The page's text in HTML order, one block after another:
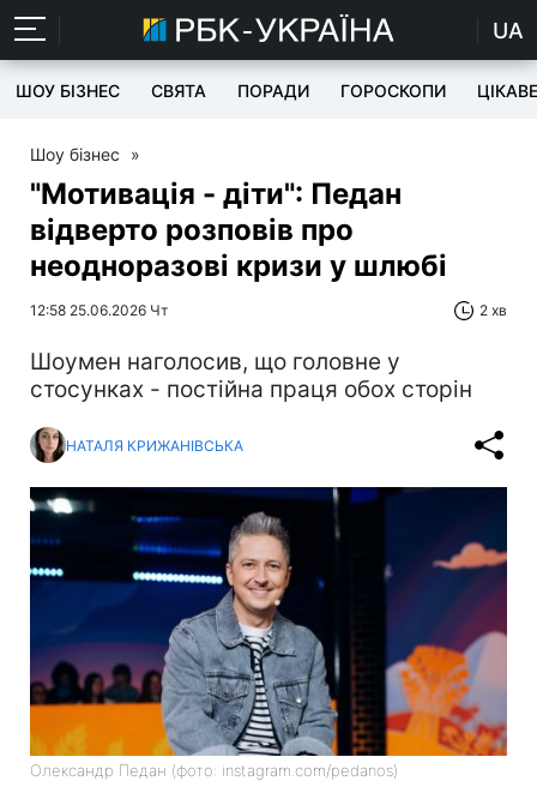
UA
ШОУ БІЗНЕС СВЯТА ПОРАДИ ГОРОСКОПИ ЦІКАВЕ
Шоу бізнес »
"Мотивація - діти": Педан
відверто розповів про
неодноразові кризи у шлюбі
12:58 25.06.2026 Чт 2 хв
Шоумен наголосив, що головне у
стосунках - постійна праця обох сторін
НАТАЛЯ КРИЖАНІВСЬКА
Олександр Педан (фото: instagram.com/pedanos)